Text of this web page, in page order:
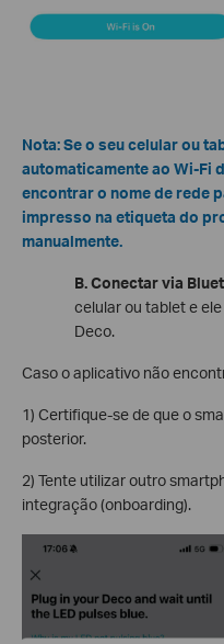
Nota: Se o seu celular ou
automaticamente ao Wi-Fi
encontrar o nome de rede
impresso na etiqueta do
manualmente.
B. Conectar via
celular ou tablet e
Deco.
Caso o aplicativo não
1) Certifique-se de que o
posterior.
2) Tente utilizar outro
integração (onboarding).